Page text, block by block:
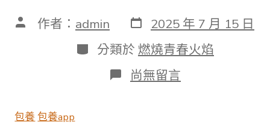
文 作者： admin 發
表
日
期
2025 年 7 月 15 日
分
類
分類於 燃燒青春火焰
在
〈中
尚無留言
包養 包養app